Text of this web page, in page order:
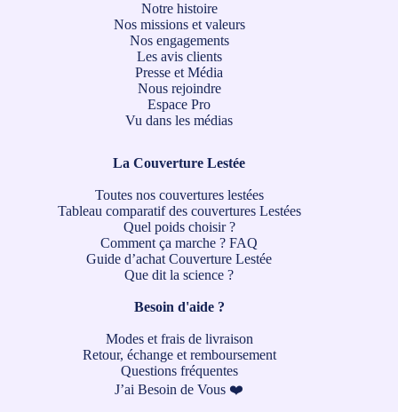
Notre histoire
Nos missions et valeurs
Nos engagements
Les avis clients
Presse et Média
Nous rejoindre
Espace Pro
Vu dans les médias
La Couverture Lestée
Toutes nos couvertures lestées
Tableau comparatif des couvertures Lestées
Quel poids choisir ?
Comment ça marche ? FAQ
Guide d’achat Couverture Lestée
Que dit la science ?
Besoin d'aide ?
Modes et frais de livraison
Retour, échange et remboursement
Questions fréquentes
J’ai Besoin de Vous ❤️